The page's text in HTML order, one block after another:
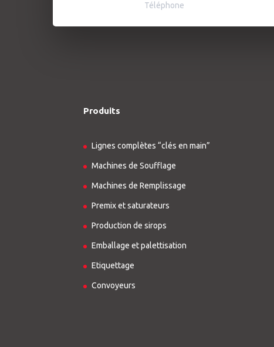
Téléphone
Produits
Lignes complètes “clés en main”
Machines de Soufflage
Machines de Remplissage
Premix et saturateurs
Production de sirops
Emballage et palettisation
Etiquettage
Convoyeurs